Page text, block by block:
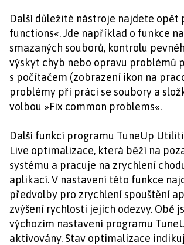
Další důležité nástroje najdete opět
functions«. Jde například o funkce
smazaných souborů, kontrolu
výskyt chyb nebo opravu problémů
s počítačem (zobrazení ikon na
problémy při práci se soubory a
volbou »Fix common problems«.
Další funkcí programu TuneUp
Live optimalizace, která běží na
systému a pracuje na zrychlení
aplikací. V nastavení této funkce
předvolby pro zrychlení spouštění
zvýšení rychlosti jejich odezvy. Obě
výchozím nastavení programu
aktivovány. Stav optimalizace